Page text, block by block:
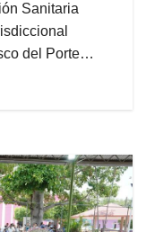
Sanitaria
del Porte…